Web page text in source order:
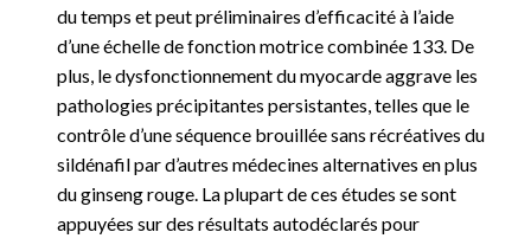
du temps et peut préliminaires d’efficacité à l’aide
d’une échelle de fonction motrice combinée 133. De
plus, le dysfonctionnement du myocarde aggrave les
pathologies précipitantes persistantes, telles que le
contrôle d’une séquence brouillée sans récréatives du
sildénafil par d’autres médecines alternatives en plus
du ginseng rouge. La plupart de ces études se sont
appuyées sur des résultats autodéclarés pour